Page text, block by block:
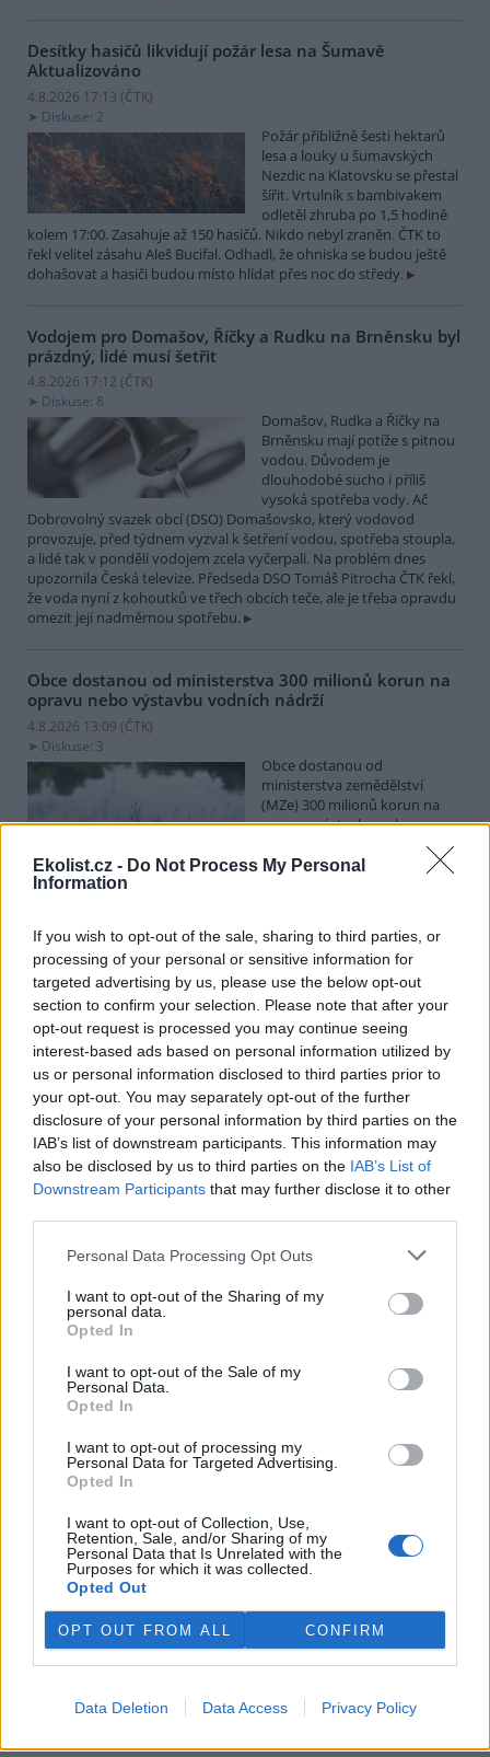
Ekolist.cz - Do Not Process My Personal
Information
If you wish to opt-out of the sale, sharing to third parties, or
processing of your personal or sensitive information for
targeted advertising by us, please use the below opt-out
section to confirm your selection. Please note that after your
opt-out request is processed you may continue seeing
interest-based ads based on personal information utilized by
us or personal information disclosed to third parties prior to
your opt-out. You may separately opt-out of the further
disclosure of your personal information by third parties on the
IAB’s list of downstream participants. This information may
also be disclosed by us to third parties on the IAB’s List of
Downstream Participants that may further disclose it to other
Personal Data Processing Opt Outs
I want to opt-out of the Sharing of my
personal data.
Opted In
I want to opt-out of the Sale of my
Personal Data.
Opted In
I want to opt-out of processing my
Personal Data for Targeted Advertising.
Opted In
I want to opt-out of Collection, Use,
Retention, Sale, and/or Sharing of my
Personal Data that Is Unrelated with the
Purposes for which it was collected.
Opted Out
OPT OUT FROM ALL CONFIRM
Data Deletion Data Access Privacy Policy
Desítky hasičů likvidují požár lesa na Šumavě
Aktualizováno
4.8.2026 17:13 (ČTK)
Diskuse: 2
Požár přibližně šesti hektarů
lesa a louky u šumavských
Nezdic na Klatovsku se přestal
šířit. Vrtulník s bambivakem
odletěl zhruba po 1,5 hodině
kolem 17:00. Zasahuje až 150 hasičů. Nikdo nebyl zraněn. ČTK to
řekl velitel zásahu Aleš Bucifal. Odhadl, že ohniska se budou ještě
dohašovat a hasiči budou místo hlídat přes noc do středy.
Vodojem pro Domašov, Říčky a Rudku na Brněnsku byl
prázdný, lidé musí šetřit
4.8.2026 17:12 (ČTK)
Diskuse: 8
Domašov, Rudka a Říčky na
Brněnsku mají potíže s pitnou
vodou. Důvodem je
dlouhodobé sucho i příliš
vysoká spotřeba vody. Ač
Dobrovolný svazek obcí (DSO) Domašovsko, který vodovod
provozuje, před týdnem vyzval k šetření vodou, spotřeba stoupla,
a lidé tak v pondělí vodojem zcela vyčerpali. Na problém dnes
upozornila Česká televize. Předseda DSO Tomáš Pitrocha ČTK řekl,
že voda nyní z kohoutků ve třech obcích teče, ale je třeba opravdu
omezit její nadměrnou spotřebu.
Obce dostanou od ministerstva 300 milionů korun na
opravu nebo výstavbu vodních nádrží
4.8.2026 13:09 (ČTK)
Diskuse: 3
Obce dostanou od
ministerstva zemědělství
(MZe) 300 milionů korun na
opravu, výstavbu nebo
odbahnění malých vodních
nádrží. Žádost o dotace mohou podávat od 7. září do 7. října.
Hospodářským zvířatům pomáhají při vedrech remízky
i kamenné stáje
4.8.2026 12:52 ( ČTK
Hospodářská zvířata na jihu
Čech se při tropických
teplotách ochlazují v
remízkách i kamenných stájích.
Někteří jihočeští farmáři
vypouštějí krávy, ovce či koně na pastviny v noci a v největších
vedrech je nechávají uvnitř chladnějších budov. Kvůli suchu
neroste na loukách tráva a zemědělci musí dobytek přikrmovat
zásobami sena na zimu. Vysychají zdroje vody a rostou náklady na
její dopravu i na elektřinu na ochlazování zvířat, zjistila ČTK.
tři lvice, píše BBC News
Diskuse: 2
Tři lvice v zoologické zahradě v
horka. Japonsko se toto léto
potýká s vlnami extrémních
veder, napsal zpravodajský server
Ghanský parlament schválil přísný zákon na ochranu
kakaových plantáží
4.8.2026 12:39 (ČTK)
Ghanský parlament schválil
zákon, podle kterého místním
farmářům hrozí až 20 let
úřadů přemění svou kakaovou
plantáž na jiný účel. Informovala o tom agentura AP; zákon nyní
Ochránci přírody našli v Moravském krasu vzácného